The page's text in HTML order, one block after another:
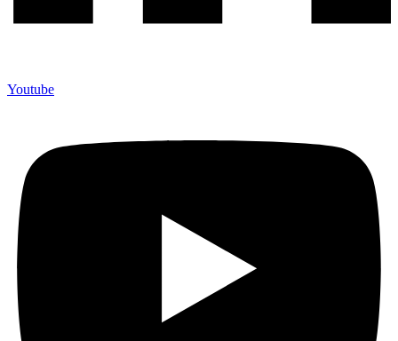
Youtube